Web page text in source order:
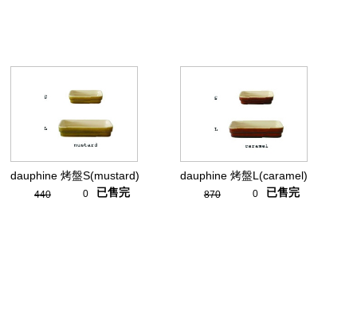
dauphine 烤盤S(mustard)
440 0 已售完
dauphine 烤盤L(caramel)
870 0 已售完